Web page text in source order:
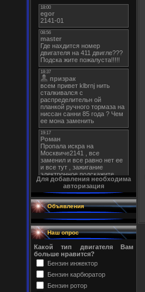
Для добавления необходима
авторизация
Объявления
Наш опрос
Какой тип двигателя Вам
больше нравится?
Бензин инжектор
Бензин карбюратор
Бензин ротор